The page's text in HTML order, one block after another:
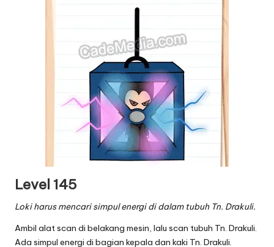
Level 145
Loki harus mencari simpul energi di dalam tubuh Tn. Drakuli.
Ambil alat scan di belakang mesin, lalu scan tubuh Tn. Drakuli.
Ada simpul energi di bagian kepala dan kaki Tn. Drakuli.